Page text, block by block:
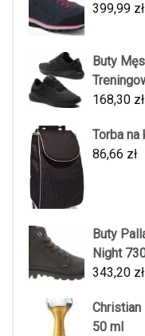
399,99 zł
Buty
168,30 zł
Torba na
86,66 zł
Buty
Night
343,20 zł
Christian
50 ml